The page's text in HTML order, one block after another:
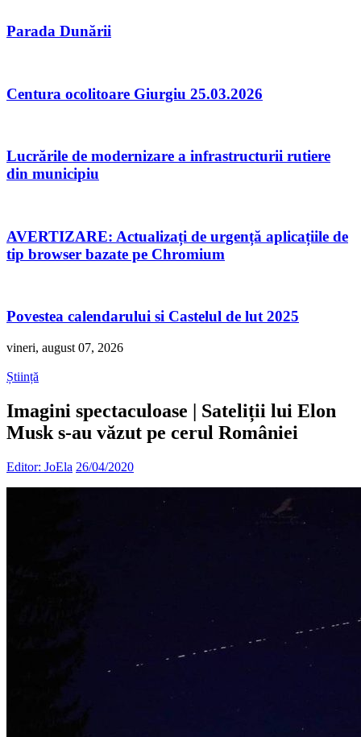
Parada Dunării
Centura ocolitoare Giurgiu 25.03.2026
Lucrările de modernizare a infrastructurii rutiere
din municipiu
AVERTIZARE: Actualizați de urgență aplicațiile de
tip browser bazate pe Chromium
Povestea calendarului si Castelul de lut 2025
vineri, august 07, 2026
Știință
Imagini spectaculoase | Sateliții lui Elon
Musk s-au văzut pe cerul României
Editor: JoEla 26/04/2020